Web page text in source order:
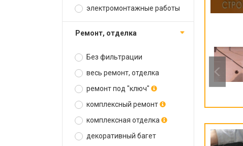
электромонтажные работы
ремонт, отделка
Без фильтрации
весь ремонт, отделка
ремонт под "ключ"
комплексный ремонт
комплексная отделка
декоративный багет